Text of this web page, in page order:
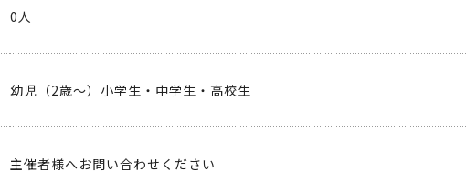
0人
幼児（2歳～）小学生・中学生・高校生
主催者様へお問い合わせください